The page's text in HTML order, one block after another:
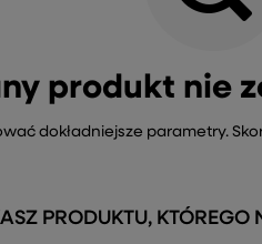
produkt nie
dokładniejsze parametry.
PRODUKTU,